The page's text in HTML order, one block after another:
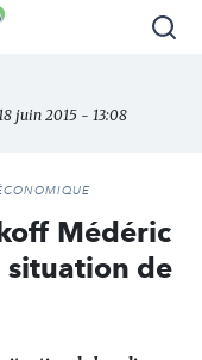
juin 2015 - 13:08
Médéric
situation de